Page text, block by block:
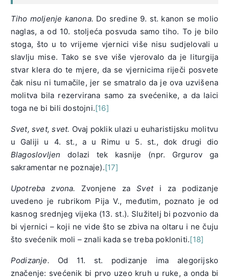
Tiho moljenje kanona. Do sredine 9. st. kanon se molio
naglas, a od 10. stoljeća posvuda samo tiho. To je bilo
stoga, što u to vrijeme vjernici više nisu sudjelovali u
slavlju mise. Tako se sve više vjerovalo da je liturgija
stvar klera do te mjere, da se vjernicima riječi posvete
čak nisu ni tumačile, jer se smatralo da je ova uzvišena
molitva bila rezervirana samo za svećenike, a da laici
toga ne bi bili dostojni.[16]
Svet, svet, svet. Ovaj poklik ulazi u euharistijsku molitvu
u Galiji u 4. st., a u Rimu u 5. st., dok drugi dio
Blagoslovljendolazi tek kasnije (npr. Grgurov ga
sakramentar ne poznaje).[17]
Upotreba zvona. Zvonjene zaSveti za podizanje
uvedeno je rubrikom Pija V., međutim, poznato je od
kasnog srednjeg vijeka (13. st.). Služitelj bi pozvonio da
bi vjernici – koji ne vide što se zbiva na oltaru i ne čuju
što svećenik moli – znali kada se treba pokloniti.[18]
Podizanje. Od 11. st. podizanje ima alegorijsko
značenje: svećenik bi prvo uzeo kruh u ruke, a onda bi